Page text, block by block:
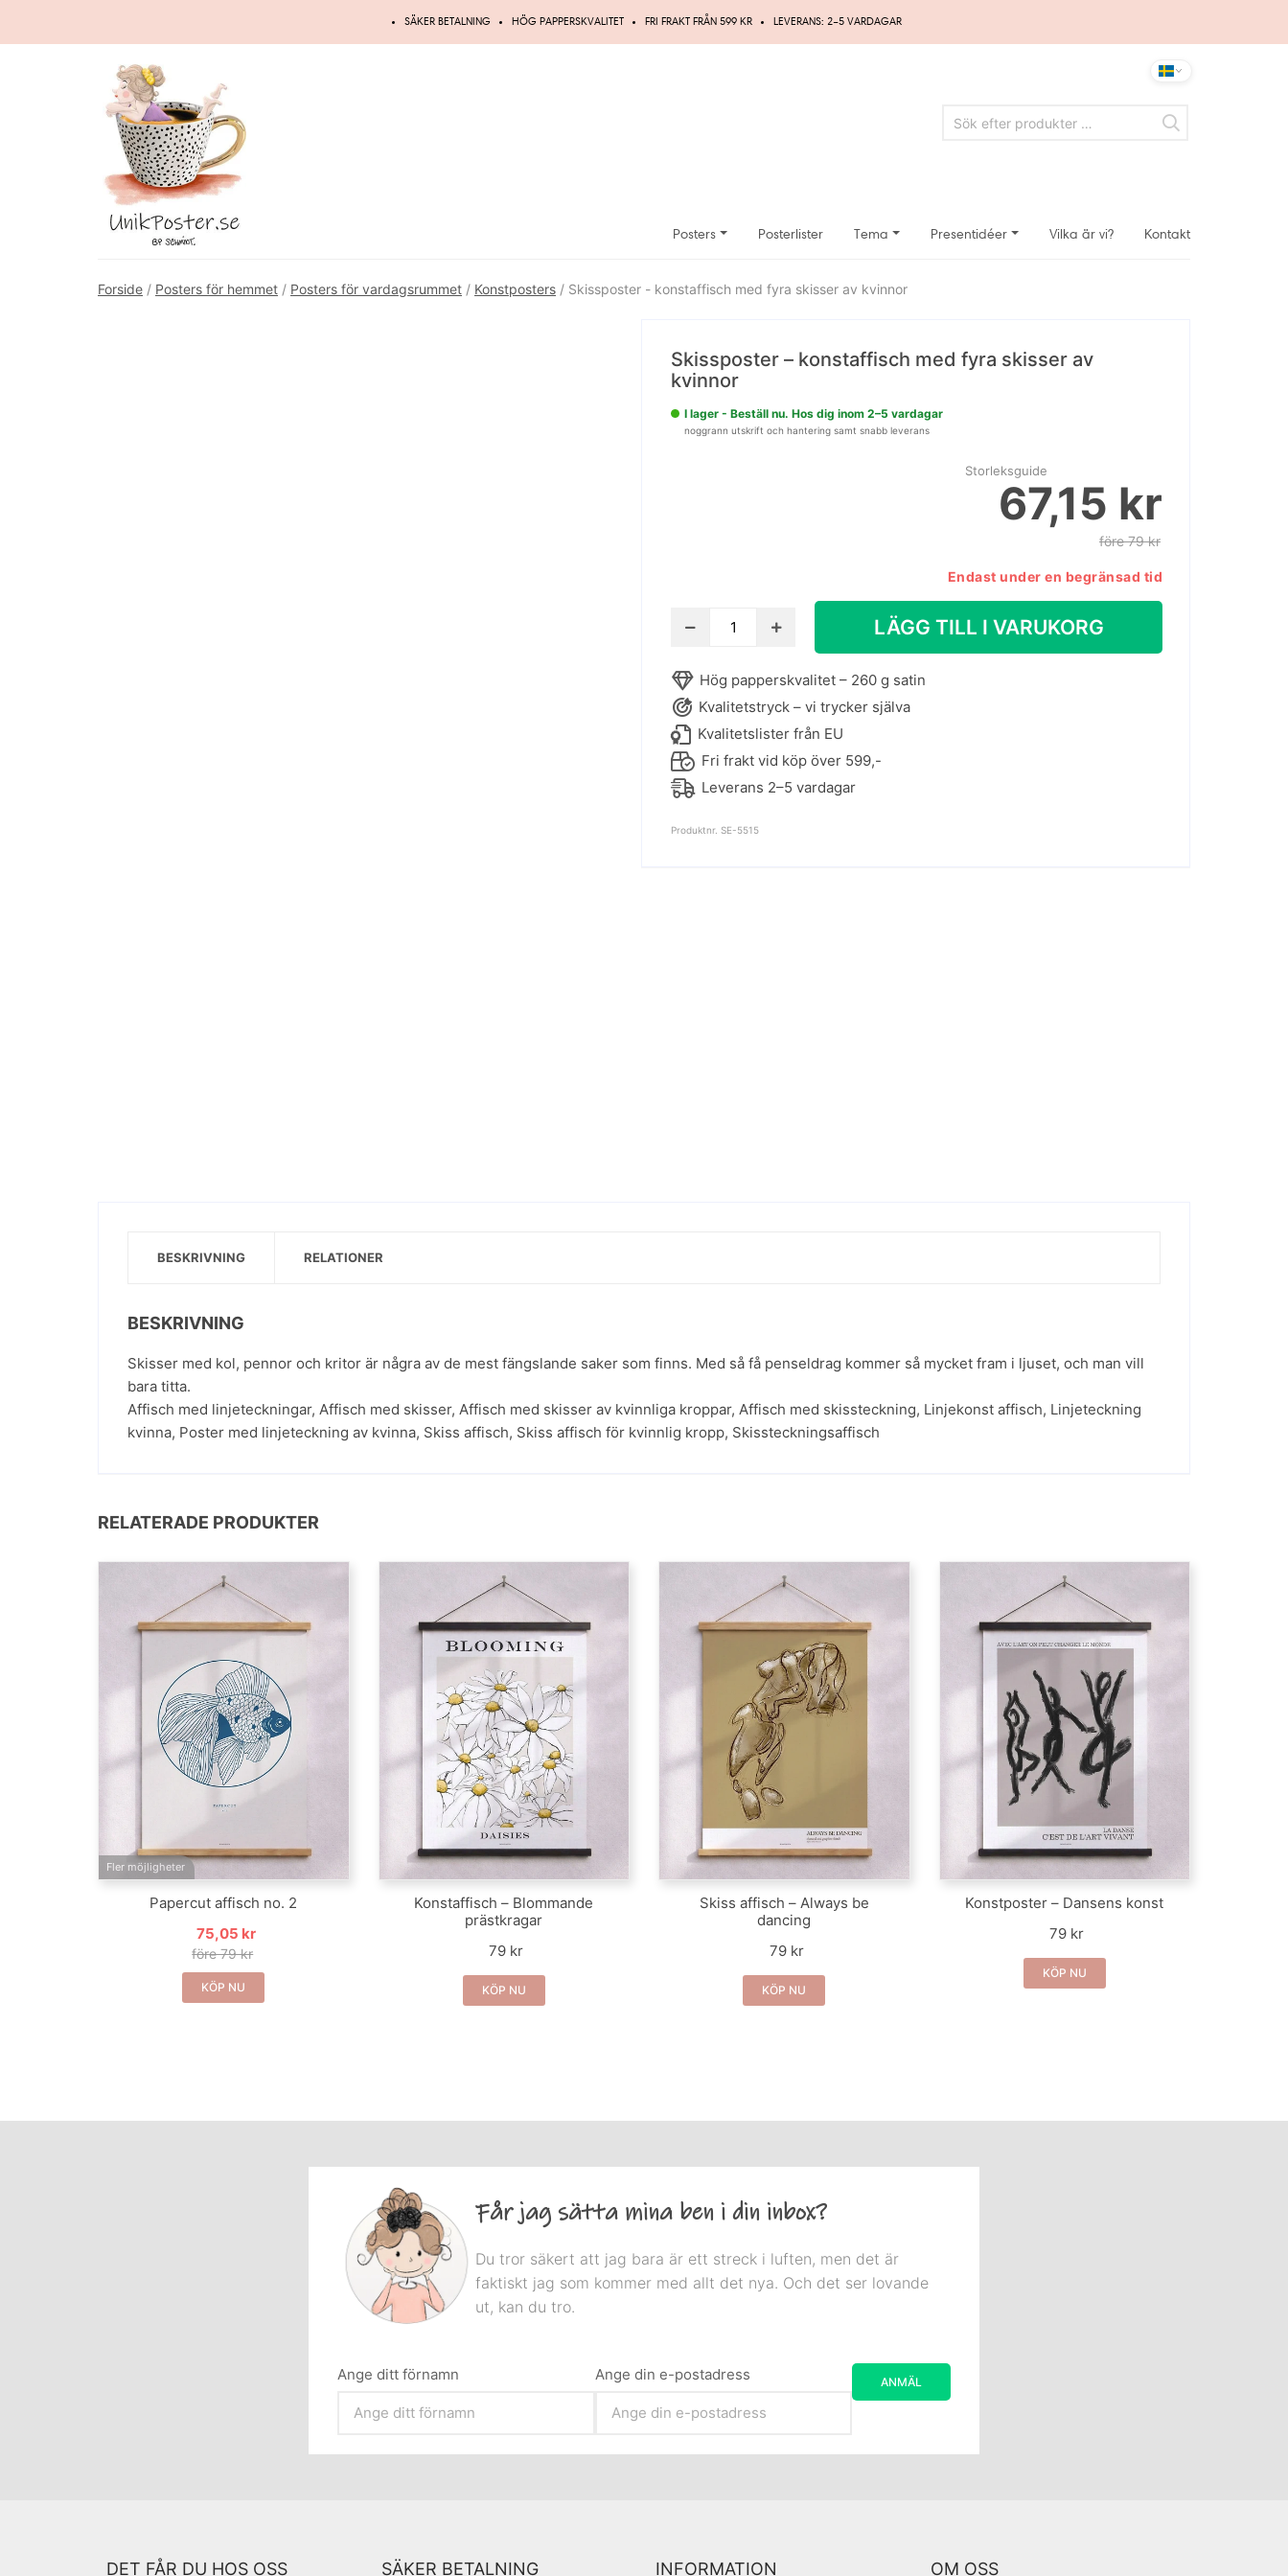
SÄKER BETALNING HÖG PAPPERSKVALITET FRI FRAKT FRÅN 599 KR LEVERANS: 2–5 VARDAGAR
Posters Posterlister Tema Presentidéer Vilka är vi? Kontakt
Forside / Posters för hemmet / Posters för vardagsrummet / Konstposters / Skissposter - konstaffisch med fyra skisser av kvinnor
Skissposter – konstaffisch med fyra skisser av
kvinnor
I lager - Beställ nu. Hos dig inom 2–5 vardagar
noggrann utskrift och hantering samt snabb leverans
Storleksguide
67,15 kr
före 79 kr
Endast under en begränsad tid
Skissposter
med
fyra
skisser
av
LÄGG TILL I VARUKORG
Hög papperskvalitet – 260 g satin
Kvalitetstryck – vi trycker själva
Kvalitetslister från EU
Fri frakt vid köp över 599,-
Leverans 2–5 vardagar
Produktnr. SE-5515
BESKRIVNING RELATIONER
BESKRIVNING
Skisser med kol, pennor och kritor är några av de mest fängslande saker som finns. Med så få penseldrag kommer så mycket fram i ljuset, och man vill
bara titta.
Affisch med linjeteckningar, Affisch med skisser, Affisch med skisser av kvinnliga kroppar, Affisch med skissteckning, Linjekonst affisch, Linjeteckning
kvinna, Poster med linjeteckning av kvinna, Skiss affisch, Skiss affisch för kvinnlig kropp, Skissteckningsaffisch
RELATERADE PRODUKTER
Fler möjligheter
Papercut affisch no. 2
75,05 kr
före 79 kr
KÖP NU
Konstaffisch – Blommande
prästkragar
79 kr
KÖP NU
Skiss affisch – Always be
dancing
79 kr
KÖP NU
Konstposter – Dansens konst
79 kr
KÖP NU
Får jag sätta mina ben i din inbox?
Du tror säkert att jag bara är ett streck i luften, men det är
faktiskt jag som kommer med allt det nya. Och det ser lovande
ut, kan du tro.
Ange ditt förnamn Ange din e-postadress
DET FÅR DU HOS OSS SÄKER BETALNING INFORMATION OM OSS